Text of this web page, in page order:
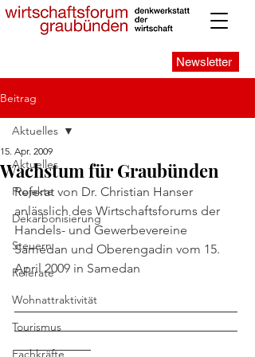
Newsletter
Beitrag
Aktuelles
Projekte
Dekarbonisierung
Steuern
Referate
Wohnattraktivität
Tourismus
Fachkräfte
Aktuelles
Wachstum für Graubünden
15. Apr. 2009
Referat von Dr. Christian Hanser
anlässlich des Wirtschaftsforums der
Handels- und Gewerbevereine
Samedan und Oberengadin vom 15.
April 2009 in Samedan
___________________________________
___________________________________